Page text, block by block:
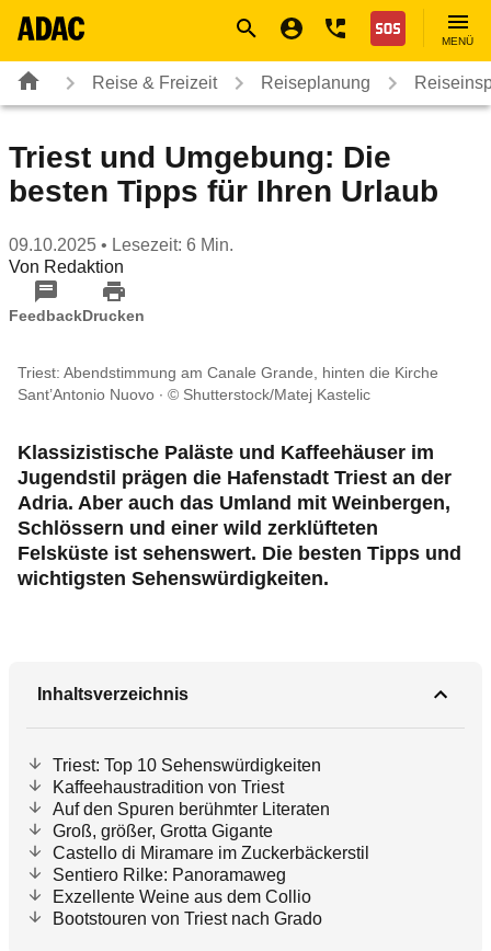
Nothilfe
MENÜ
Reise & Freizeit Reiseplanung
Triest und Umgebung: Die
besten Tipps für Ihren Urlaub
09.10.2025 • Lesezeit: 6 Min.
Von Redaktion
FeedbackDrucken
Triest: Abendstimmung am Canale Grande, hinten die Kirche
Sant’Antonio Nuovo
© Shutterstock/Matej Kastelic
Klassizistische Paläste und Kaffeehäuser im
Jugendstil prägen die Hafenstadt Triest an der
Adria. Aber auch das Umland mit Weinbergen,
Schlössern und einer wild zerklüfteten
Felsküste ist sehenswert. Die besten Tipps und
wichtigsten Sehenswürdigkeiten.
Inhaltsverzeichnis
Triest: Top 10 Sehenswürdigkeiten
Kaffeehaustradition von Triest
Auf den Spuren berühmter Literaten
Groß, größer, Grotta Gigante
Castello di Miramare im Zuckerbäckerstil
Sentiero Rilke: Panoramaweg
Exzellente Weine aus dem Collio
Bootstouren von Triest nach Grado